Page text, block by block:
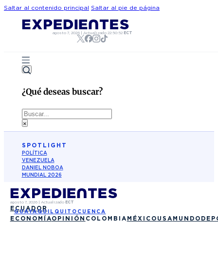
Saltar al contenido principal Saltar al pie de página
agosto 7, 2026 |Actualizado22:50:52 ECT
¿Qué deseas buscar?
Buscar
×
SPOTLIGHT
POLÍTICA
VENEZUELA
DANIEL NOBOA
MUNDIAL 2026
agosto 7, 2026| Actualizado ECT
ECUADOR
GUAYAQUIL QUITO CUENCA
ECONOMÍAOPINIÓN COLOMBIA MÉXICO USA MUNDO